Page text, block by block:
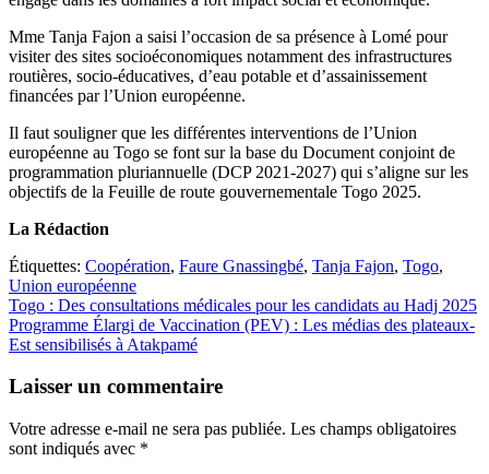
Mme Tanja Fajon a saisi l’occasion de sa présence à Lomé pour
visiter des sites socioéconomiques notamment des infrastructures
routières, socio-éducatives, d’eau potable et d’assainissement
financées par l’Union européenne.
Il faut souligner que les différentes interventions de l’Union
européenne au Togo se font sur la base du Document conjoint de
programmation pluriannuelle (DCP 2021-2027) qui s’aligne sur les
objectifs de la Feuille de route gouvernementale Togo 2025.
La Rédaction
Étiquettes: Coopération, Faure Gnassingbé, Tanja Fajon, Togo,
Union européenne
Navigation
de
Togo : Des consultations médicales pour les candidats au Hadj 2025
Programme Élargi de Vaccination (PEV) : Les médias des plateaux-
Est sensibilisés à Atakpamé
Laisser un commentaire
Votre adresse e-mail ne sera pas publiée. Les champs obligatoires
sont indiqués avec *